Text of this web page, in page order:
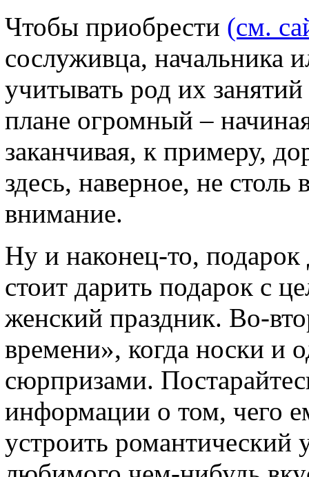
Чтобы приобрести (см.
сослуживца, начальника
учитывать род их
плане огромный –
заканчивая, к примеру,
здесь, наверное, не
внимание.
Ну и наконец-то,
стоит дарить подарок с
женский праздник. Во-
времени», когда носки и
сюрпризами.
информации о том, чего
устроить романтический